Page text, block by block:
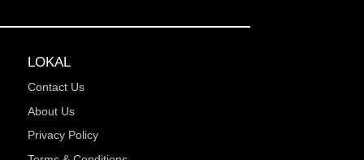
LOKAL
Contact Us
About Us
Privacy Policy